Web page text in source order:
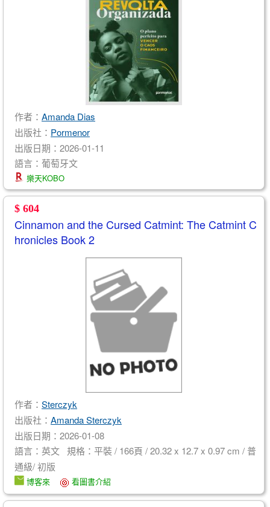
作者： Amanda Dias
出版社： Pormenor
出版日期：2026-01-11
語言：葡萄牙文
樂天KOBO
$ 604
Cinnamon and the Cursed Catmint: The Catmint C
hronicles Book 2
作者： Sterczyk
出版社： Amanda Sterczyk
出版日期：2026-01-08
語言：英文 規格：平裝 / 166頁 / 20.32 x 12.7 x 0.97 cm / 普
通級/ 初版
博客來 看圖書介紹